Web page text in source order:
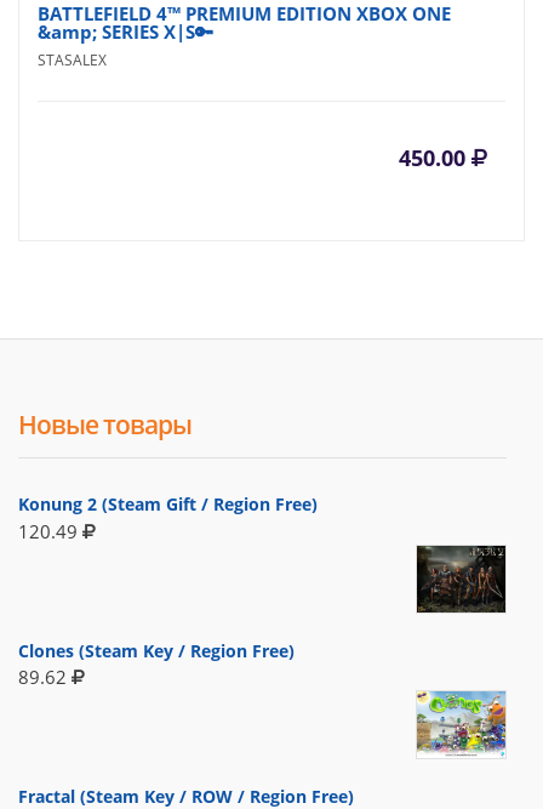
BATTLEFIELD 4™ PREMIUM EDITION XBOX ONE
&amp; SERIES X|S🔑
STASALEX
450.00
Новые товары
Konung 2 (Steam Gift / Region Free)
120.49
Clones (Steam Key / Region Free)
89.62
Fractal (Steam Key / ROW / Region Free)